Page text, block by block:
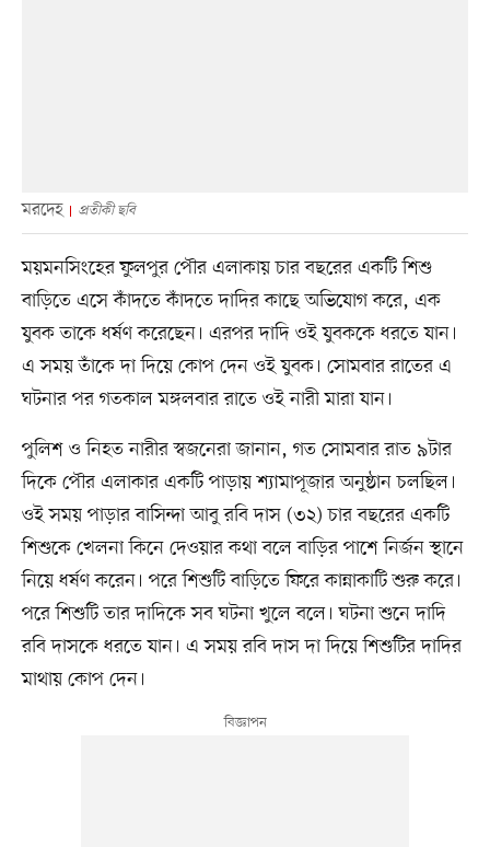
মরদেহ প্রতীকী ছবি
ময়মনসিংহের ফুলপুর পৌর এলাকায় চার বছরের একটি শিশু
বাড়িতে এসে কাঁদতে কাঁদতে দাদির কাছে অভিযোগ করে, এক
যুবক তাকে ধর্ষণ করেছেন। এরপর দাদি ওই যুবককে ধরতে যান।
এ সময় তাঁকে দা দিয়ে কোপ দেন ওই যুবক। সোমবার রাতের এ
ঘটনার পর গতকাল মঙ্গলবার রাতে ওই নারী মারা যান।
পুলিশ ও নিহত নারীর স্বজনেরা জানান, গত সোমবার রাত ৯টার
দিকে পৌর এলাকার একটি পাড়ায় শ্যামাপূজার অনুষ্ঠান চলছিল।
ওই সময় পাড়ার বাসিন্দা আবু রবি দাস (৩২) চার বছরের একটি
শিশুকে খেলনা কিনে দেওয়ার কথা বলে বাড়ির পাশে নির্জন স্থানে
নিয়ে ধর্ষণ করেন। পরে শিশুটি বাড়িতে ফিরে কান্নাকাটি শুরু করে।
পরে শিশুটি তার দাদিকে সব ঘটনা খুলে বলে। ঘটনা শুনে দাদি
রবি দাসকে ধরতে যান। এ সময় রবি দাস দা দিয়ে শিশুটির দাদির
মাথায় কোপ দেন।